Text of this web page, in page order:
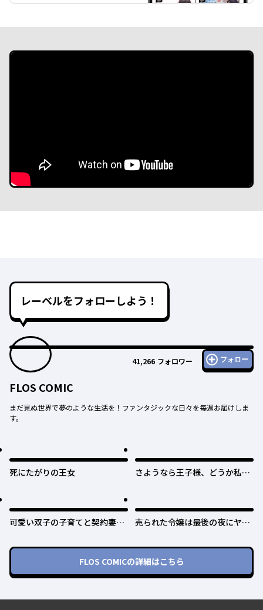
レーベルをフォローしよう！
41,266 フォロワー フォロー
FLOS COMIC
まだ見ぬ世界で夢のような生活を！ファンタジックな日々を毎週お届けしま
す。
死にたがりの王女
さようなら王子様、どうか私の
可愛い双子の子育てと契約妻は
売られた令嬢は最後の夜にヤリ
ていると、迎えに来たのは激重
王子様でした〜
FLOS COMICの詳細はこちら